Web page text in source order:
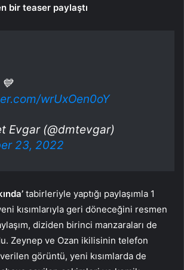
bir teaser paylaştı
wrUxOen0oY
Evgar (@dmtevgar)
23, 2022
tabirleriyle yaptığı paylaşımla 1
kısımlarıyla geri döneceğini resmen
diziden birinci manzaraları de
Zeynep ve Ozan ikilisinin telefon
görüntü, yeni kısımlarda de